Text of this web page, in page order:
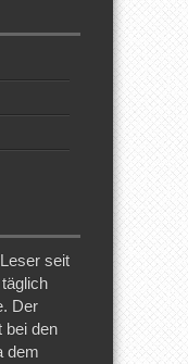
seit
täglich
Der
bei den
dem